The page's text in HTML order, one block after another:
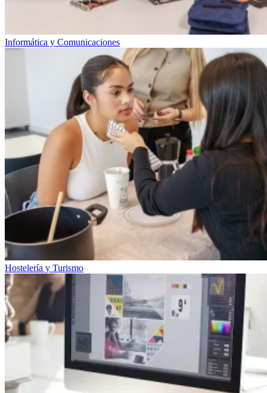
Informática y Comunicaciones
Hostelería y Turismo